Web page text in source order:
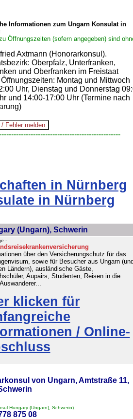
Informationen zum Ungarn Konsulat in
Öffnungszeiten (sofern angegeben) sind
Axtmann (Honorarkonsul).
Oberpfalz, Unterfranken,
und Oberfranken im Freistaat
Montag und Mittwoch
Uhr, Dienstag und Donnerstag
und 14:00-17:00 Uhr (Termine nach
in Nürnberg
in Nürnberg
(Ungarn), Schwerin
-
über den Versicherungschutz für das
sowie für Besucher aus Ungarn
Ländern), ausländische Gäste,
Aupairs, Studenten, Reisen in die
klicken für
/ Online-
von Ungarn, Amtstraße 11,
Hungary (Ungarn), Schwerin)
875 08